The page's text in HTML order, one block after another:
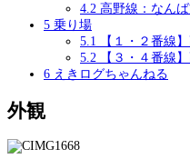
4.2 高野線：なん
5 乗り場
5.1
【１・２番線
5.2 【３・４番線
6 えきログちゃんねる
外観